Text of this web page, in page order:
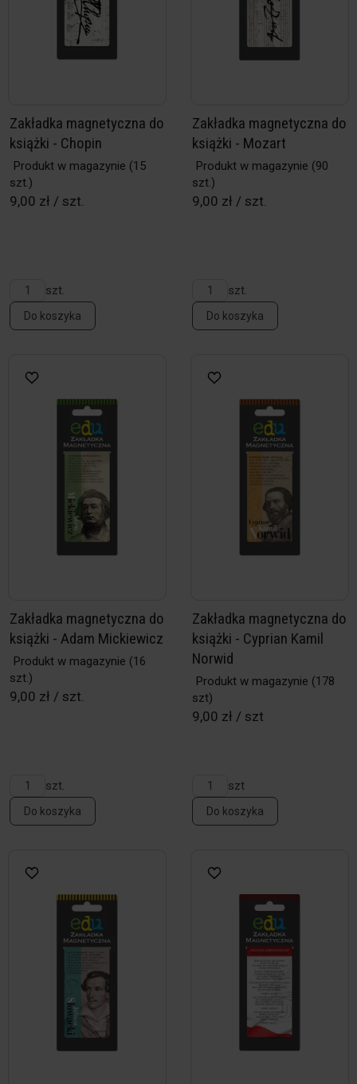
Zakładka magnetyczna do
książki - Chopin
Produkt w magazynie (15
szt.)
9,00 zł / szt.
szt.
Do koszyka
Zakładka magnetyczna do
książki - Mozart
Produkt w magazynie (90
szt.)
9,00 zł / szt.
szt.
Do koszyka
Zakładka magnetyczna do
książki - Adam Mickiewicz
Produkt w magazynie (16
szt.)
9,00 zł / szt.
szt.
Do koszyka
Zakładka magnetyczna do
książki - Cyprian Kamil
Norwid
Produkt w magazynie (178
szt)
9,00 zł / szt
szt
Do koszyka